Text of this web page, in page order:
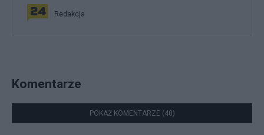
Redakcja
Komentarze
POKAŻ KOMENTARZE (40)